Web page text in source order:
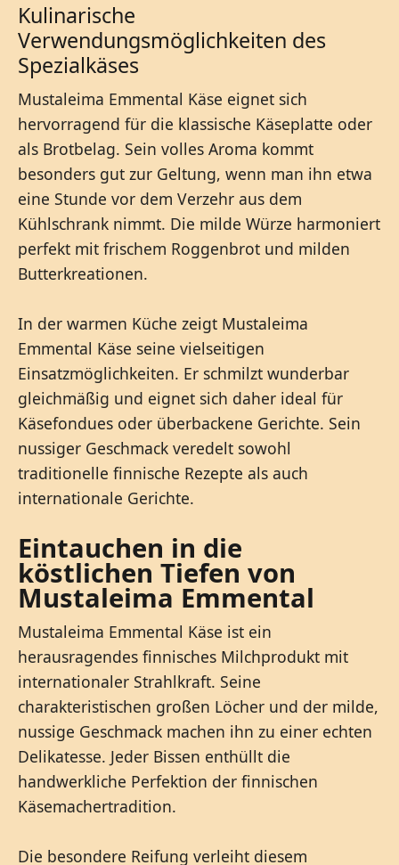
Kulinarische
Verwendungsmöglichkeiten des
Spezialkäses
Mustaleima Emmental Käse eignet sich
hervorragend für die klassische Käseplatte oder
als Brotbelag. Sein volles Aroma kommt
besonders gut zur Geltung, wenn man ihn etwa
eine Stunde vor dem Verzehr aus dem
Kühlschrank nimmt. Die milde Würze harmoniert
perfekt mit frischem Roggenbrot und milden
Butterkreationen.
In der warmen Küche zeigt Mustaleima
Emmental Käse seine vielseitigen
Einsatzmöglichkeiten. Er schmilzt wunderbar
gleichmäßig und eignet sich daher ideal für
Käsefondues oder überbackene Gerichte. Sein
nussiger Geschmack veredelt sowohl
traditionelle finnische Rezepte als auch
internationale Gerichte.
Eintauchen in die
köstlichen Tiefen von
Mustaleima Emmental
Mustaleima Emmental Käse ist ein
herausragendes finnisches Milchprodukt mit
internationaler Strahlkraft. Seine
charakteristischen großen Löcher und der milde,
nussige Geschmack machen ihn zu einer echten
Delikatesse. Jeder Bissen enthüllt die
handwerkliche Perfektion der finnischen
Käsemachertradition.
Die besondere Reifung verleiht diesem